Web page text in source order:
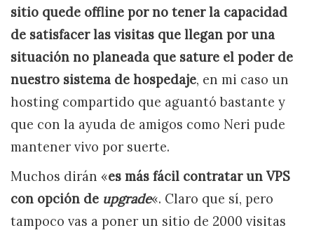
sitio quede offline por no tener la capacidad
de satisfacer las visitas que llegan por una
situación no planeada que sature el poder de
nuestro sistema de hospedaje, en mi caso un
hosting compartido que aguantó bastante y
que con la ayuda de amigos como Neri pude
mantener vivo por suerte.
Muchos dirán «es más fácil contratar un VPS
con opción de upgrade«. Claro que sí, pero
tampoco vas a poner un sitio de 2000 visitas